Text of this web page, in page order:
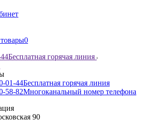
0
Бесплатная горячая линия
01-44Бесплатная горячая линия
58-82Многоканальный номер телефона
90